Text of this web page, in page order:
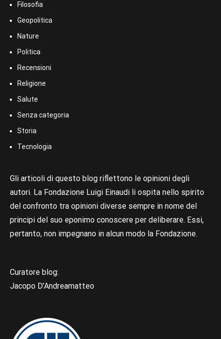
Filosofia
Geopolitica
Nature
Politica
Recensioni
Religione
Salute
Senza categoria
Storia
Tecnologia
Gli articoli di questo blog riflettono le opinioni degli
autori. La Fondazione Luigi Einaudi li ospita nello spirito
del confronto tra opinioni diverse sempre in nome del
principi del suo eponimo conoscere per deliberare. Essi,
pertanto, non impegnano in alcun modo la Fondazione.
Curatore blog:
Jacopo D’Andreamatteo